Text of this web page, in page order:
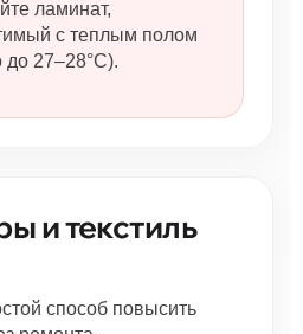
ламинат,
с теплым полом
27–28°C).
и текстиль
способ повысить